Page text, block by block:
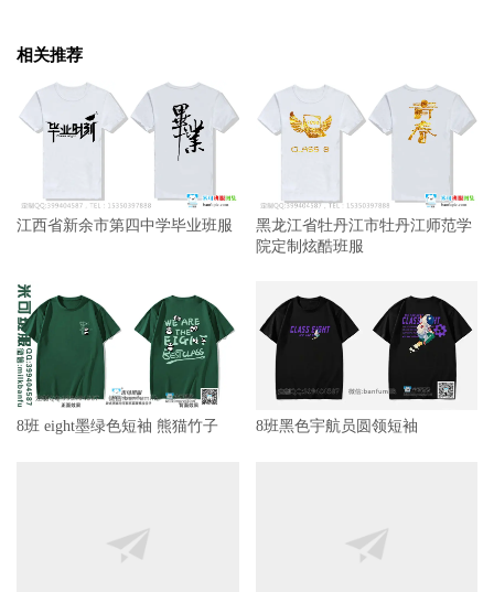
相关推荐
江西省新余市第四中学毕业班服
黑龙江省牡丹江市牡丹江师范学
院定制炫酷班服
8班 eight墨绿色短袖 熊猫竹子 8班黑色宇航员圆领短袖